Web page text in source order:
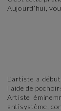
Aujourd’hui,
L’artiste a
l’aide de
Artiste
antisystème,